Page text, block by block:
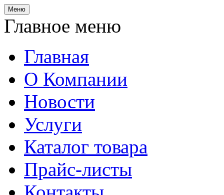
Меню
Главное меню
Главная
О Компании
Новости
Услуги
Каталог товара
Прайс-листы